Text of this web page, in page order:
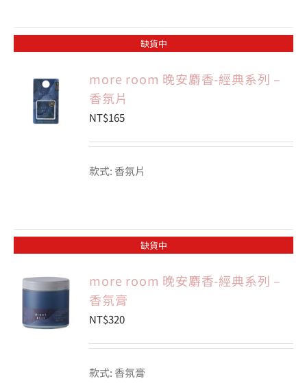
缺貨中
more room 晚安麝香-經典系列 –
香氛片
NT$165
款式: 香氛片
缺貨中
more room 晚安麝香-經典系列 –
香氛膏
NT$320
款式: 香氛膏